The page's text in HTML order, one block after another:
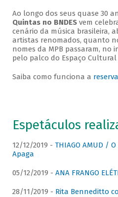
Ao longo dos seus quase 30
Quintas no BNDESvem
cenário da música brasileira,
artistas renomados, quanto
nomes da MPB passaram, no
pelo palco do Espaço Cultural
Saiba como funciona a
Espetáculos
12/12/2019 - THIAGO AMUD /
Apaga
05/12/2019 - ANA FRANGO
28/11/2019 - Rita Benneditto